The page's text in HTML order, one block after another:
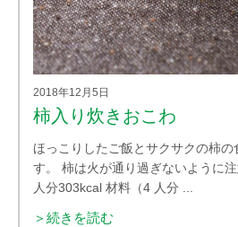
2018年12月5日
柿入り炊きおこわ
ほっこりしたご飯とサクサクの柿
す。 柿は火が通り過ぎないように
人分303kcal 材料（4 人分 ...
＞続きを読む